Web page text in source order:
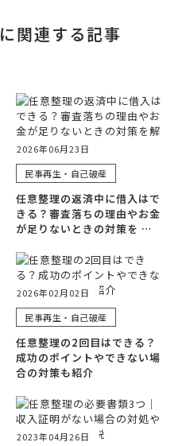
関連する記事
2026年06月23日
民事再生・自己破産
任意整理の返済中に借入はで
きる？審査落ちの理由やお金
が足りないときの対策を …
2026年02月02日
民事再生・自己破産
任意整理の2回目はできる？
成功のポイントやできない場
合の対策も紹介
2023年04月26日